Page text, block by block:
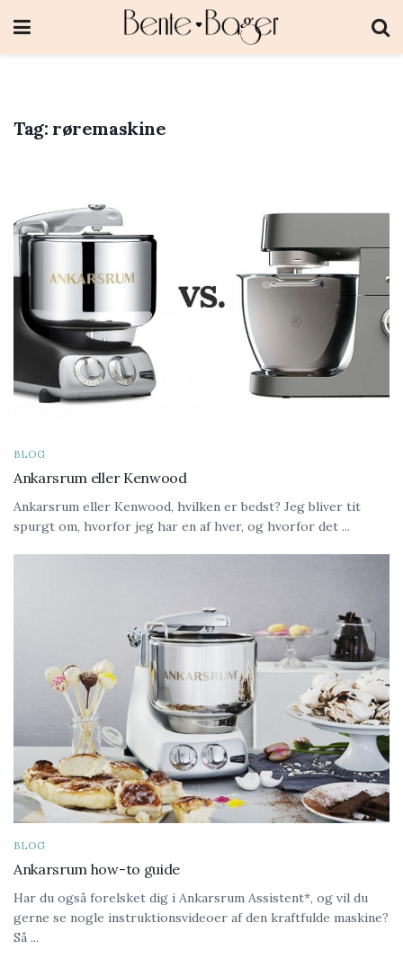
Tag: røremaskine
BLOG
Ankarsrum eller Kenwood
Ankarsrum eller Kenwood, hvilken er bedst? Jeg bliver tit
spurgt om, hvorfor jeg har en af hver, og hvorfor det ...
BLOG
Ankarsrum how-to guide
Har du også forelsket dig i Ankarsrum Assistent*, og vil du
gerne se nogle instruktionsvideoer af den kraftfulde maskine?
Så ...